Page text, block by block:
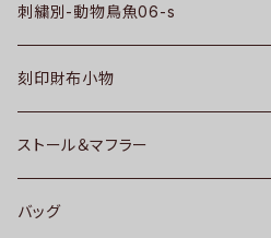
刺繍別-動物鳥魚06-s
刻印財布小物
ストール＆マフラー
バッグ